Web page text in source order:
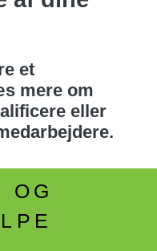
et
mere om
eller
OG